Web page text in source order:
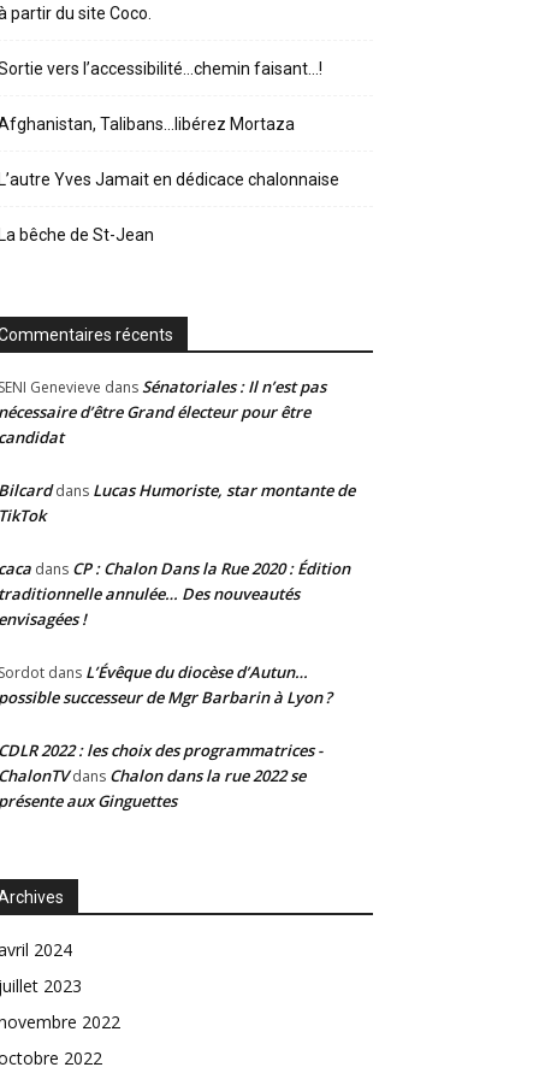
partir du site Coco.
vers l’accessibilité…chemin faisant…!
Talibans…libérez Mortaza
Yves Jamait en dédicace chalonnaise
bêche de St-Jean
récents
Genevieve dansSénatoriales : Il n’est pas
d’être Grand électeur pour être
dans Lucas Humoriste, star montante de
dans CP : Chalon Dans la Rue 2020 : Édition
annulée… Des nouveautés
!
dans L’Évêque du diocèse d’Autun…
successeur de Mgr Barbarin à Lyon ?
2022 : les choix des programmatrices -
dans Chalon dans la rue 2022 se
aux Ginguettes
2024
2023
2022
2022